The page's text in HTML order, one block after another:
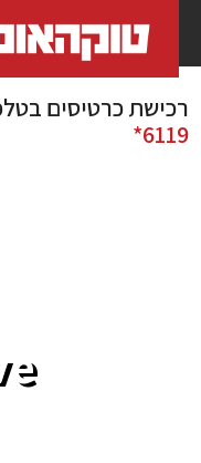
רכישת כרטיסים
6119*